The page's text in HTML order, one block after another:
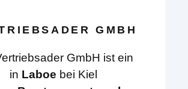
GMBH
GmbH ist ein
in Laboe bei Kiel